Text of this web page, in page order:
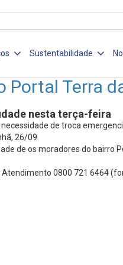
Sustentabilidade
Terra
nesta terça-feira
de troca
26/09.
de os moradores do
0800 721 6464